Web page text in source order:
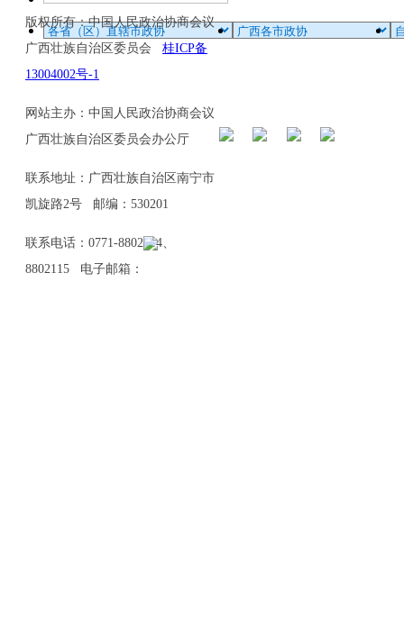
版权所有：中国人民政治协商会议
广西壮族自治区委员会 桂ICP备
13004002号-1
网站主办：中国人民政治协商会议
广西壮族自治区委员会办公厅
联系地址：广西壮族自治区南宁市
凯旋路2号 邮编：530201
联系电话：0771-8802114、
8802115 电子邮箱：